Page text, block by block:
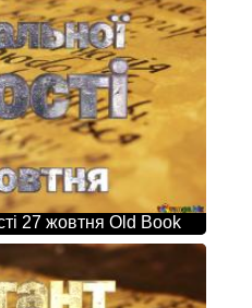
27 жовтня Old Book